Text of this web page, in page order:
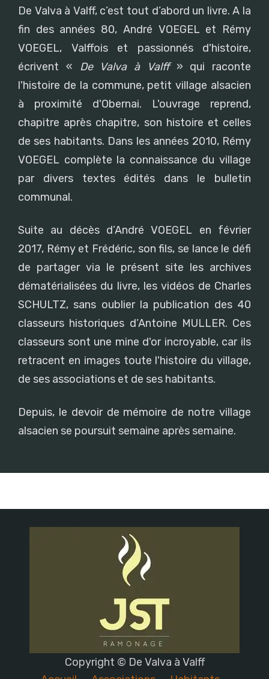
De Valva à Valff, c’est tout d’abord un livre. A la
fin des années 80, André VOEGEL et Rémy
VOEGEL, Valffois et passionnés d'histoire,
écrivent « De Valva à Valff» qui raconte
l'histoire de la commune, petit village alsacien
à proximité d'Obernai. L'ouvrage reprend,
chapitre après chapitre, son histoire et celles
de ses habitants. Dans les années 2010, Rémy
VOEGEL complète la connaissance du village
par divers textes édités dans le bulletin
communal.
Suite au décès d’André VOEGEL en février
2017, Rémy et Frédéric, son fils, se lance le défi
de partager via le présent site les archives
dématérialisées du livre, les vidéos de Charles
SCHULTZ, sans oublier la publication des 40
classeurs historiques d’Antoine MULLER. Ces
classeurs sont une mine d'or incroyable, car ils
retracent en images toute l'histoire du village,
de ses associations et de ses habitants.
Depuis, le devoir de mémoire de notre village
alsacien se poursuit semaine après semaine.
Copyright © De Valva à Valff